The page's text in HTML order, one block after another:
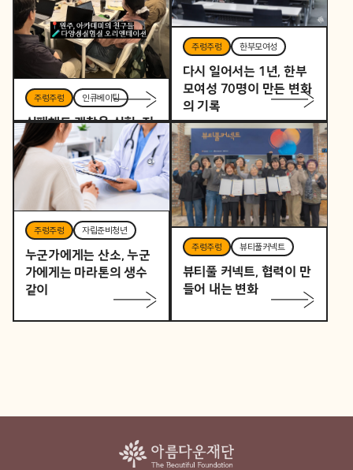
주렁주렁 인큐베이팅
실패해도 괜찮은 실험, 지
역을 바꾸는 작은 시작
주렁주렁 한부모여성
다시 일어서는 1년, 한부
모여성 70명이 만든 변화
의 기록
주렁주렁 자립준비청년
누군가에게는 산소, 누군
가에게는 마라톤의 생수
같이
주렁주렁 뷰티풀커넥트
뷰티풀 커넥트, 협력이 만
들어 내는 변화